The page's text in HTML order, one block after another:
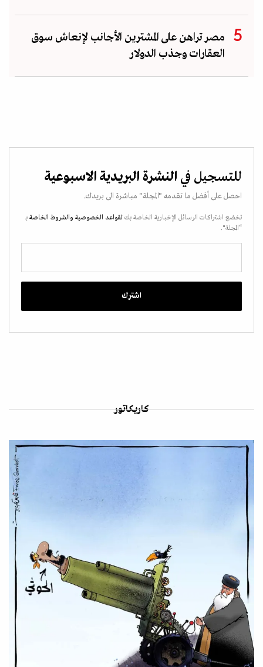
مصر تراهن على المشترين الأجانب لإنعاش سوق
العقارات وجذب الدولار
للتسجيل في النشرة البريدية الاسبوعية
احصل على أفضل ما تقدمه "المجلة" مباشرة الى بريدك.
تخضع اشتراكات الرسائل الإخبارية الخاصة بك لقواعد الخصوصية والشروط الخاصة بـ
“المجلة".
كاريكاتور